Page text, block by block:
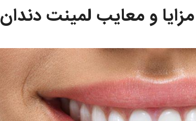
و معایب لمینت دندان